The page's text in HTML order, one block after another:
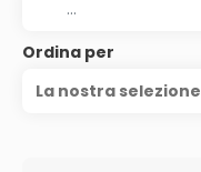
Ordina per
La nostra selezione